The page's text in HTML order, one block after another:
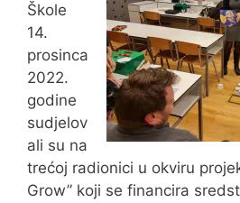
Škole
14.
prosinca
2022.
godine
sudjelov
ali su na
trećoj radionici u okviru
Grow” koji se financira